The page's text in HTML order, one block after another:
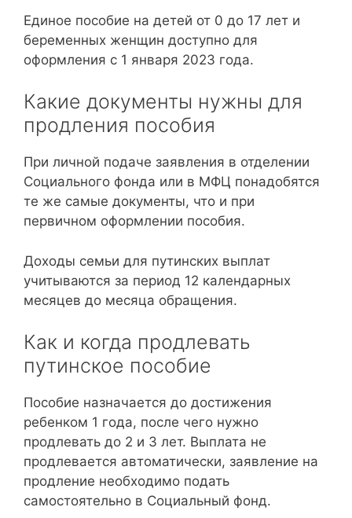
Единое пособие на детей от 0 до 17 лет и
беременных женщин доступно для
оформления с 1 января 2023 года.
Какие документы нужны для
продления пособия
При личной подаче заявления в отделении
Социального фонда или в МФЦ понадобятся
те же самые документы, что и при
первичном оформлении пособия.
Доходы семьи для путинских выплат
учитываются за период 12 календарных
месяцев до месяца обращения.
Как и когда продлевать
путинское пособие
Пособие назначается до достижения
ребенком 1 года, после чего нужно
продлевать до 2 и 3 лет. Выплата не
продлевается автоматически, заявление на
продление необходимо подать
самостоятельно в Социальный фонд.